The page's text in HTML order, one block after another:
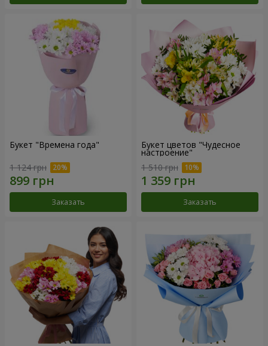
Букет "Времена года"
1 124 грн
Заказать
Букет цветов "Чудесное
настроение"
1 510 грн
Заказать